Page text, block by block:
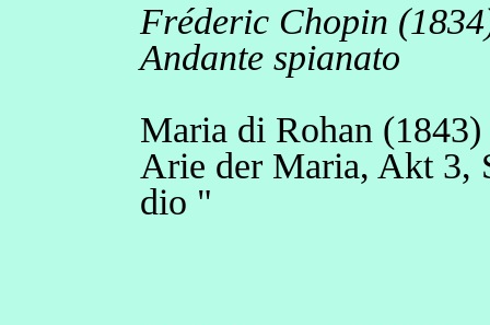
Fréderic Chopin
Andante spianato
Maria di Rohan (1843)
Arie der Maria, Akt 3,
dio "